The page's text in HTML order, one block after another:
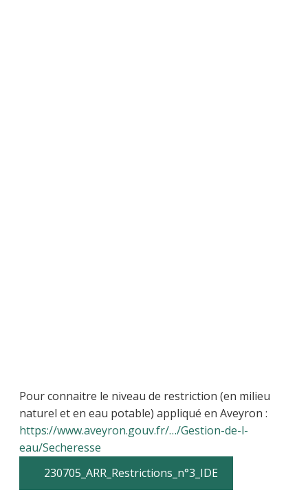
Pour connaitre le niveau de restriction (en milieu
naturel et en eau potable) appliqué en Aveyron :
https://www.aveyron.gouv.fr/…/Gestion-de-l-
eau/Secheresse
230705_ARR_Restrictions_n°3_IDE